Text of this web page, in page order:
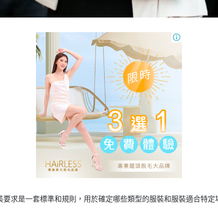
要求是一套標準和規則，用於確定哪些類型的服裝和服裝適合特定